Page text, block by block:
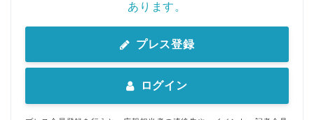
あります。
プレス登録
ログイン